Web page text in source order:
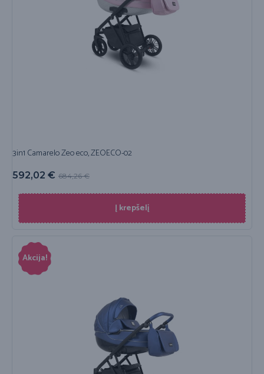
3in1 Camarelo Zeo eco, ZEOECO-02
684,26€
592,02 €
Į krepšelį
Akcija!